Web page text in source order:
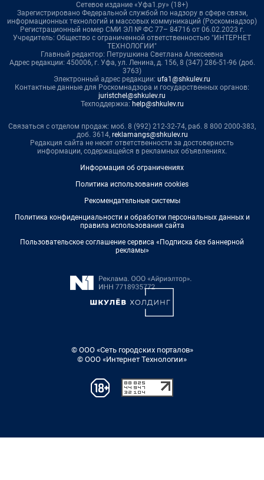
Сетевое издание «Уфа1.ру» (18+)
Зарегистрировано Федеральной службой по надзору в сфере связи,
информационных технологий и массовых коммуникаций (Роскомнадзор)
Регистрационный номер СМИ ЭЛ № ФС 77– 84716 от 06.02.2023 г.
Учредитель: Общество с ограниченной ответственностью "ИНТЕРНЕТ
ТЕХНОЛОГИИ"
Главный редактор: Петрушкина Светлана Алексеевна
Адрес редакции: 450006, г. Уфа, ул. Ленина, д. 156, 8 (347) 286-51-96 (доб.
3763)
Электронный адрес редакции: ufa1@shkulev.ru
Контактные данные для Роскомнадзора и государственных органов:
juristchel@shkulev.ru
Техподдержка: help@shkulev.ru
Связаться с отделом продаж: моб. 8 (992) 212-32-74, раб. 8 800 2000-383,
доб. 3614, reklamangs@shkulev.ru
Редакция сайта не несет ответственности за достоверность
информации, содержащейся в рекламных объявлениях.
Информация об ограничениях
Политика использования cookies
Рекомендательные системы
Политика конфиденциальности и обработки персональных данных и
правила использования сайта
Пользовательское соглашение сервиса «Подписка без баннерной
рекламы»
© ООО «Сеть городских порталов»
© ООО «Интернет Технологии»